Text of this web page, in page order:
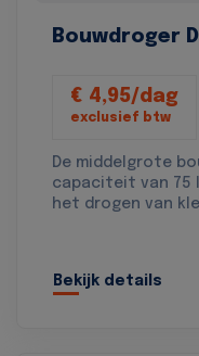
Bouwdroger
€ 4,95/dag
exclusief btw
De middelgrote
capaciteit van 75
het drogen van
Bekijk details